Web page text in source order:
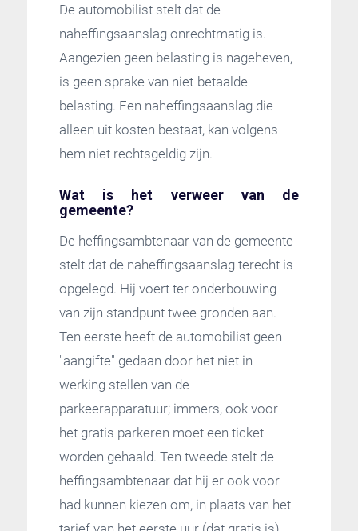
De automobilist stelt dat de
naheffingsaanslag onrechtmatig is.
Aangezien geen belasting is nageheven,
is geen sprake van niet-betaalde
belasting. Een naheffingsaanslag die
alleen uit kosten bestaat, kan volgens
hem niet rechtsgeldig zijn.
Wat is het verweer van de
gemeente?
De heffingsambtenaar van de gemeente
stelt dat de naheffingsaanslag terecht is
opgelegd. Hij voert ter onderbouwing
van zijn standpunt twee gronden aan.
Ten eerste heeft de automobilist geen
"aangifte" gedaan door het niet in
werking stellen van de
parkeerapparatuur; immers, ook voor
het gratis parkeren moet een ticket
worden gehaald. Ten tweede stelt de
heffingsambtenaar dat hij er ook voor
had kunnen kiezen om, in plaats van het